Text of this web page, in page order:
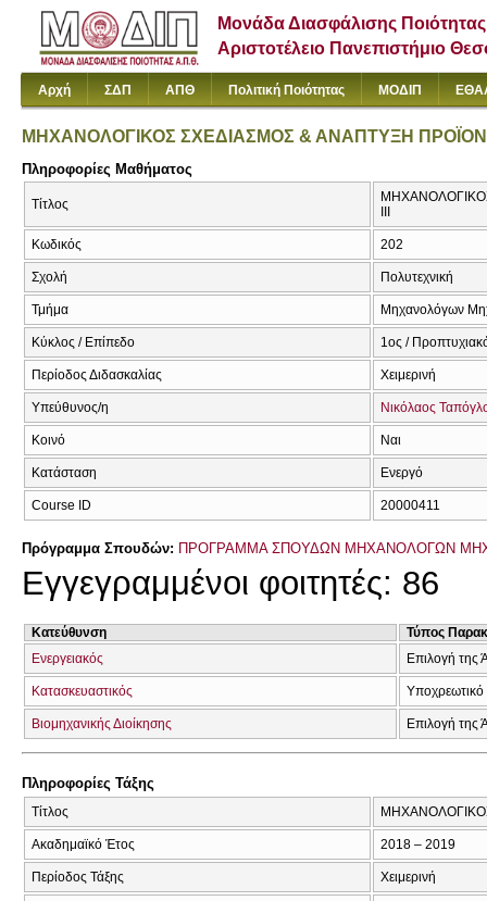
Μονάδα Διασφάλισης Ποιότητας
Αριστοτέλειο Πανεπιστήμιο
Αρχή ΣΔΠ ΑΠΘ Πολιτική Ποιότητας ΜΟΔΙΠ
ΜΗΧΑΝΟΛΟΓΙΚΟΣ ΣΧΕΔΙΑΣΜΟΣ & ΑΝΑΠΤΥΞΗ
Πληροφορίες Μαθήματος
Τίτλος
Κωδικός 202
Σχολή Πολυτεχνική
Τμήμα Μηχανολόγων
Κύκλος / Επίπεδο 1ος /
Περίοδος Διδασκαλίας Χειμερινή
Υπεύθυνος/η Νικόλαος
Κοινό Ναι
Κατάσταση Ενεργό
Course ID 20000411
Πρόγραμμα Σπουδών: ΠΡΟΓΡΑΜΜΑ ΣΠΟΥΔΩΝ ΜΗΧΑΝΟΛΟΓΩΝ
Εγγεγραμμένοι φοιτητές: 86
Κατεύθυνση
Τύπος
Ενεργειακός
Επιλογή της
Κατασκευαστικός
Βιομηχανικής Διοίκησης Επιλογή της
Πληροφορίες Τάξης
Τίτλος
Ακαδημαϊκό Έτος 2018 – 2019
Περίοδος Τάξης Χειμερινή